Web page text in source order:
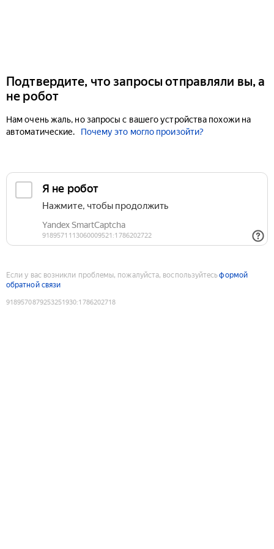
Подтвердите, что запросы отправляли вы, а
не робот
Нам очень жаль, но запросы с вашего устройства похожи на
автоматические.
Почему это могло произойти?
Если у вас возникли проблемы, пожалуйста, воспользуйтесьформой
обратной связи
9189570879253251930:1786202718